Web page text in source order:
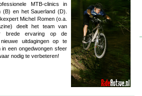
MTB-clinics in
(B) en het Sauerland (D).
Michel Romen (o.a.
deelt het team van
brede ervaring op de
uitdagingen op te
een ongedwongen sfeer
nodig te verbeteren!